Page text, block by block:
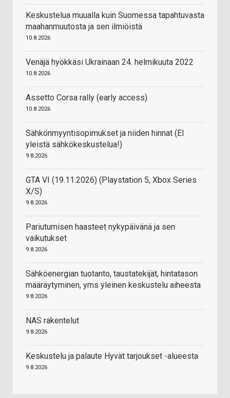
Keskustelua muualla kuin Suomessa tapahtuvasta
maahanmuutosta ja sen ilmiöistä
10.8.2026
Venäjä hyökkäsi Ukrainaan 24. helmikuuta 2022
10.8.2026
Assetto Corsa rally (early access)
10.8.2026
Sähkönmyyntisopimukset ja niiden hinnat (EI
yleistä sähkökeskustelua!)
9.8.2026
GTA VI (19.11.2026) (Playstation 5, Xbox Series
X/S)
9.8.2026
Pariutumisen haasteet nykypäivänä ja sen
vaikutukset
9.8.2026
Sähköenergian tuotanto, taustatekijät, hintatason
määräytyminen, yms yleinen keskustelu aiheesta
9.8.2026
NAS rakentelut
9.8.2026
Keskustelu ja palaute Hyvät tarjoukset -alueesta
9.8.2026